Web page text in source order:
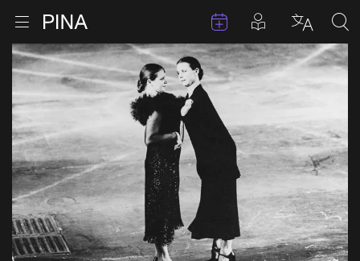
Zum Inhalt springen
Menu öffnen TermineBeiträge in